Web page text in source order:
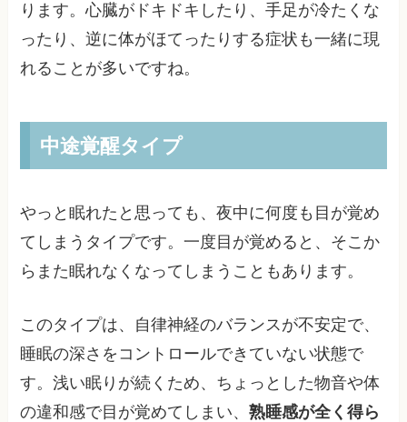
ります。心臓がドキドキしたり、手足が冷たくな
ったり、逆に体がほてったりする症状も一緒に現
れることが多いですね。
中途覚醒タイプ
やっと眠れたと思っても、夜中に何度も目が覚め
てしまうタイプです。一度目が覚めると、そこか
らまた眠れなくなってしまうこともあります。
このタイプは、自律神経のバランスが不安定で、
睡眠の深さをコントロールできていない状態で
す。浅い眠りが続くため、ちょっとした物音や体
の違和感で目が覚めてしまい、熟睡感が全く得ら